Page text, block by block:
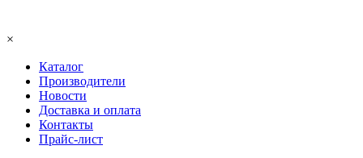
×
Каталог
Производители
Новости
Доставка и оплата
Контакты
Прайс-лист